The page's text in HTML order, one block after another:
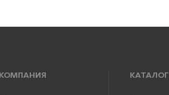
КОМПАНИЯ КАТАЛОГ